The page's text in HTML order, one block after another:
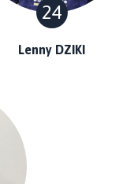
24
Lenny DZIKI